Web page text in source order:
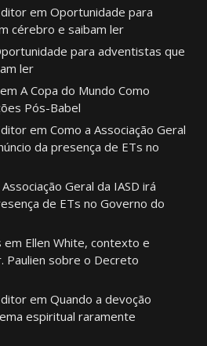
em Oportunidade para
cérebro e saibam ler
para adventistas que
ler
em A Copa do Mundo Como
Pós-Babel
em Como a Associação Geral
da presença de ETs no
Geral da IASD irá
de ETs no Governo do
em Ellen White, contexto e
sobre o Decreto
em Quando a devoção
espiritual raramente